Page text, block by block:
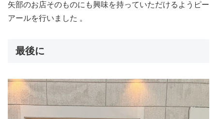
矢部のお店そのものにも興味を持っていただけるようピー
アールを行いました 。
最後に